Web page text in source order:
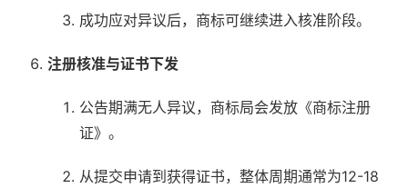
成功应对异议后，商标可继续进入核准阶段。
注册核准与证书下发
公告期满无人异议，商标局会发放《商标注册
证》。
从提交申请到获得证书，整体周期通常为12-18